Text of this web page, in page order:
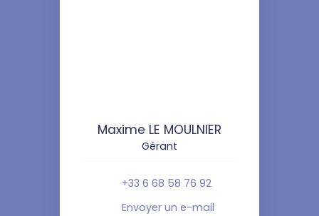
Maxime LE MOULNIER
Gérant
+33 6 68 58 76 92
Envoyer un e-mail